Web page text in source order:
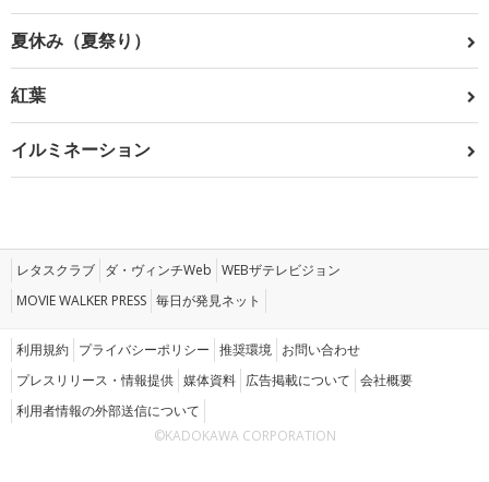
夏休み（夏祭り）
紅葉
イルミネーション
レタスクラブ ダ・ヴィンチWeb WEBザテレビジョン
MOVIE WALKER PRESS 毎日が発見ネット
利用規約 プライバシーポリシー 推奨環境 お問い合わせ
プレスリリース・情報提供 媒体資料 広告掲載について 会社概要
利用者情報の外部送信について
©KADOKAWA CORPORATION